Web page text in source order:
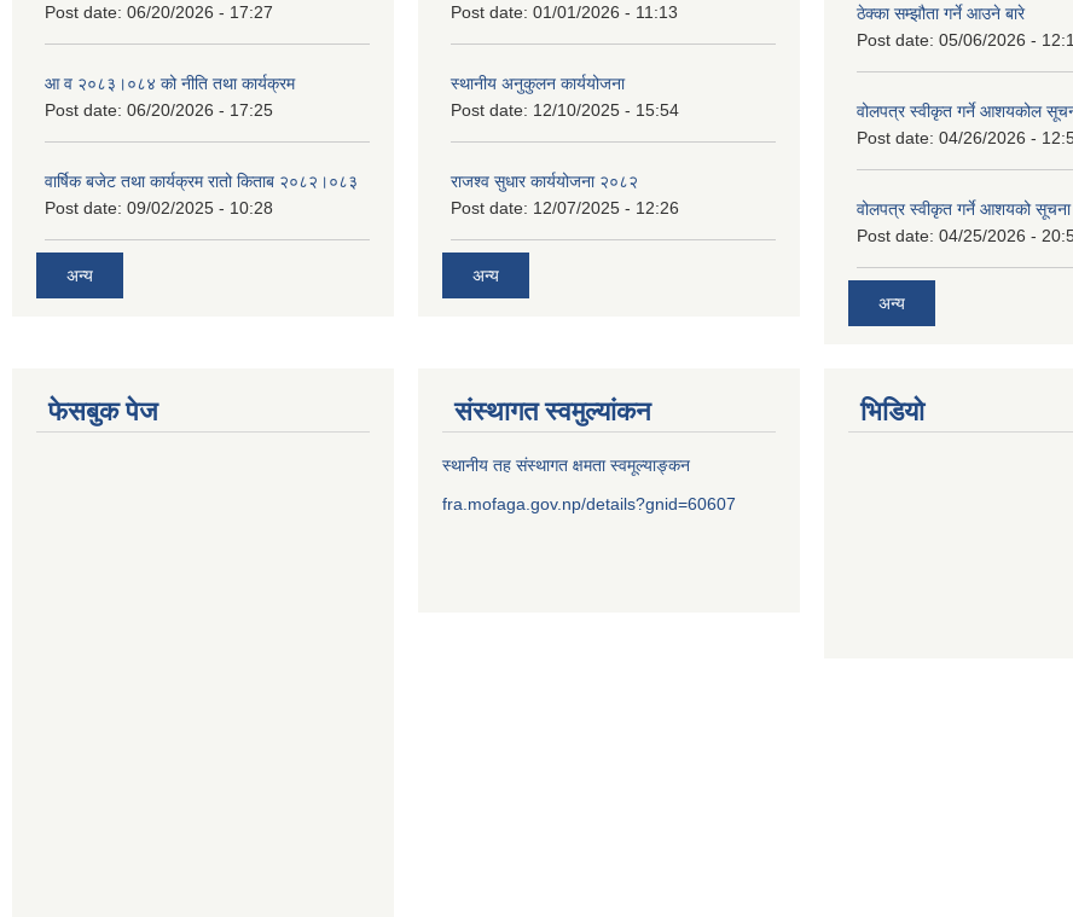
Post date: 06/20/2026 - 17:27
आ व २०८३।०८४ को नीति तथा कार्यक्रम
Post date: 06/20/2026 - 17:25
वार्षिक बजेट तथा कार्यक्रम रातो किताब २०८२।०८३
Post date: 09/02/2025 - 10:28
अन्य
Post date: 01/01/2026 - 11:13
स्थानीय अनुकुलन कार्ययोजना
Post date: 12/10/2025 - 15:54
राजश्व सुधार कार्ययोजना २०८२
Post date: 12/07/2025 - 12:26
अन्य
ठेक्का सम्झौता गर्ने आउने बारे
Post date: 05/06/2026 -
वोलपत्र स्वीकृत गर्ने आशयकोल
Post date: 04/26/2026 -
वोलपत्र स्वीकृत गर्ने आशयको सूचना
Post date: 04/25/2026 -
अन्य
फेसबुक पेज संस्थागत स्वमुल्यांकन
स्थानीय तह संस्थागत क्षमता स्वमूल्याङ्कन
fra.mofaga.gov.np/details?gnid=60607
भिडियो